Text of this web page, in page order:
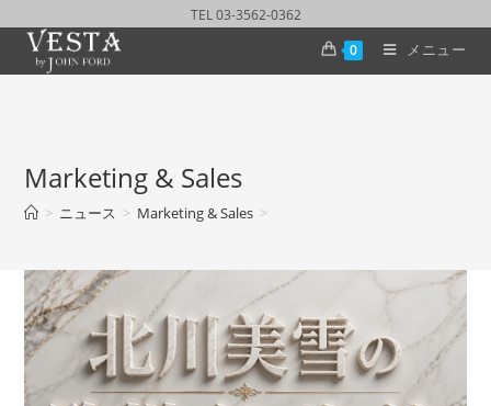
TEL 03-3562-0362
0
メニュー
Marketing & Sales
> ニュース > Marketing & Sales >